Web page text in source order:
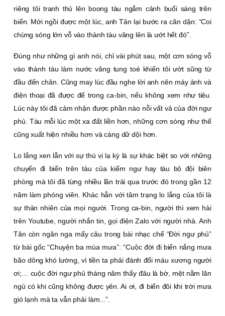
riêng tôi tranh thủ lên boong tàu ngắm cảnh buổi sáng trên
biển. Mới ngồi được một lúc, anh Tân lại bước ra căn dặn: “Coi
chừng sóng lớn vỗ vào thành tàu văng lên là ướt hết đó”.
Ðúng như những gì anh nói, chỉ vài phút sau, một cơn sóng vỗ
vào thành tàu làm nước văng tung toé khiến tôi ướt sũng từ
đầu đến chân. Cũng may lúc đầu nghe lời anh nên máy ảnh và
điện thoại đã được để trong ca-bin, nếu không xem như tiêu.
Lúc này tôi đã cảm nhận được phần nào nỗi vất vả của đời ngư
phủ. Tàu mỗi lúc một xa đất liền hơn, những cơn sóng như thế
cũng xuất hiện nhiều hơn và càng dữ dội hơn.
Lo lắng xen lẫn với sự thú vị lạ kỳ là sự khác biệt so với những
chuyến đi biển trên tàu của kiểm ngư hay tàu bộ đội biên
phòng mà tôi đã từng nhiều lần trải qua trước đó trong gần 12
năm làm phóng viên. Khác hẳn với tâm trạng lo lắng của tôi là
sự thản nhiên của mọi người. Trong ca-bin, người thì xem hài
trên Youtube, người nhắn tin, gọi điện Zalo với người nhà. Anh
Tân còn ngân nga mấy câu trong bài nhạc chế “Ðời ngư phủ”
từ bài gốc “Chuyện ba mùa mưa”: “Cuộc đời đi biển nắng mưa
bão dông khó lường, vì tiền ta phải đánh đổi máu xương người
ơi;… cuộc đời ngư phủ tháng năm thấy đâu là bờ, mệt nằm lăn
ngủ có khi cũng không được yên. Ai ơi, đi biển đôi khi trời mưa
gió lạnh mà ta vẫn phải làm...”.